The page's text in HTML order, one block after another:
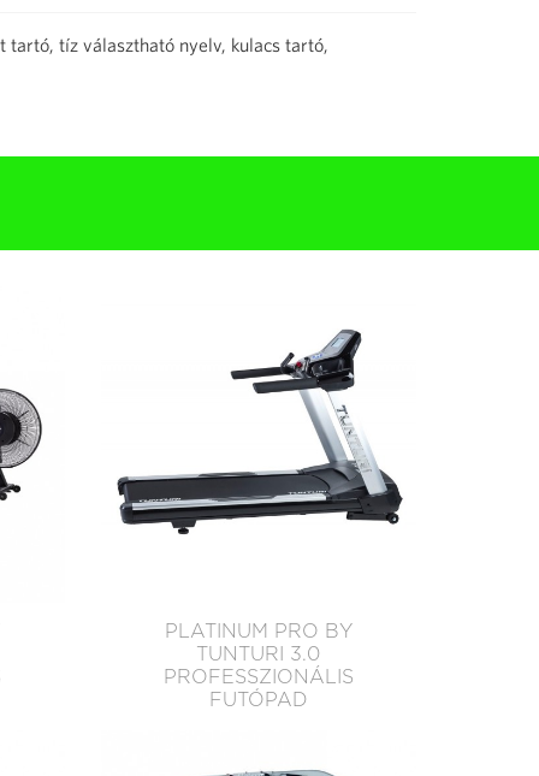
tartó, tíz választható nyelv, kulacs tartó,
PLATINUM PRO BY
TUNTURI 3.0
PROFESSZIONÁLIS
FUTÓPAD